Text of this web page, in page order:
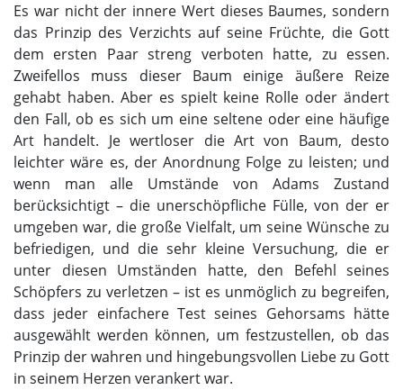
Es war nicht der innere Wert dieses Baumes, sondern
das Prinzip des Verzichts auf seine Früchte, die Gott
dem ersten Paar streng verboten hatte, zu essen.
Zweifellos muss dieser Baum einige äußere Reize
gehabt haben. Aber es spielt keine Rolle oder ändert
den Fall, ob es sich um eine seltene oder eine häufige
Art handelt. Je wertloser die Art von Baum, desto
leichter wäre es, der Anordnung Folge zu leisten; und
wenn man alle Umstände von Adams Zustand
berücksichtigt – die unerschöpfliche Fülle, von der er
umgeben war, die große Vielfalt, um seine Wünsche zu
befriedigen, und die sehr kleine Versuchung, die er
unter diesen Umständen hatte, den Befehl seines
Schöpfers zu verletzen – ist es unmöglich zu begreifen,
dass jeder einfachere Test seines Gehorsams hätte
ausgewählt werden können, um festzustellen, ob das
Prinzip der wahren und hingebungsvollen Liebe zu Gott
in seinem Herzen verankert war.